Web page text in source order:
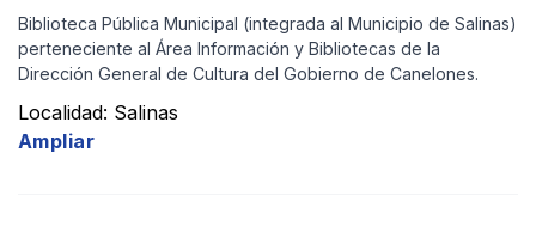
Biblioteca Pública Municipal (integrada al Municipio de Salinas)
perteneciente al Área Información y Bibliotecas de la
Dirección General de Cultura del Gobierno de Canelones.
Localidad: Salinas
Ampliar